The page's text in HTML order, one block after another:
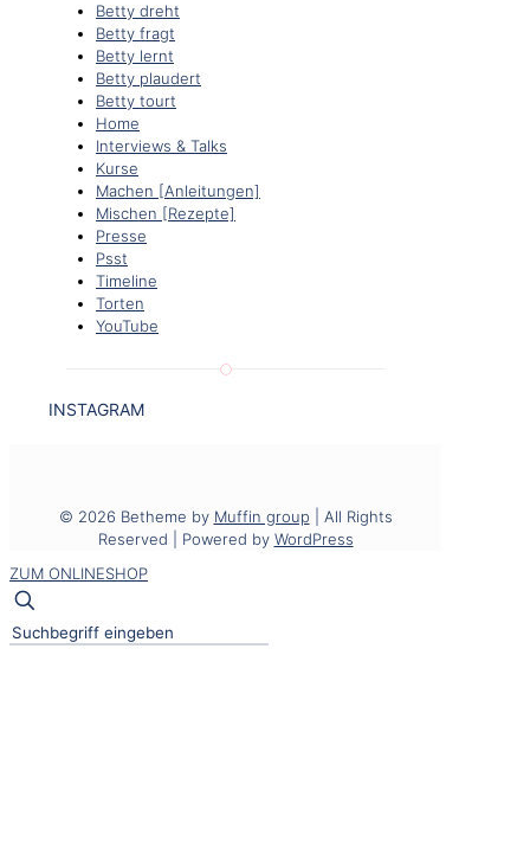
Betty dreht
Betty fragt
Betty lernt
Betty plaudert
Betty tourt
Home
Interviews & Talks
Kurse
Machen [Anleitungen]
Mischen [Rezepte]
Presse
Psst
Timeline
Torten
YouTube
INSTAGRAM
© 2026 Betheme by Muffin group | All Rights
Reserved | Powered by WordPress
ZUM ONLINESHOP